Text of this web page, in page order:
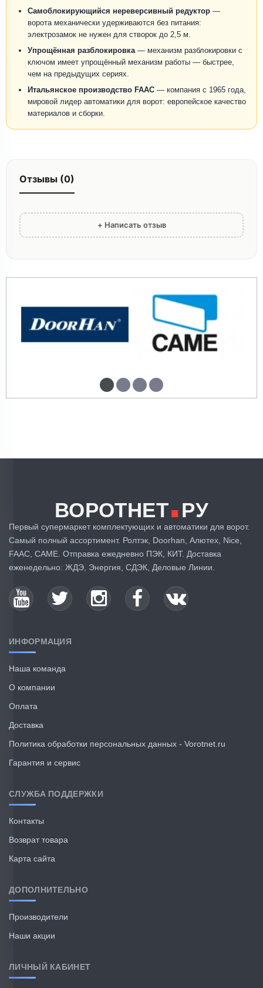
Самоблокирующийся нереверсивный редуктор —
ворота механически удерживаются без питания:
электрозамок не нужен для створок до 2,5 м.
Упрощённая разблокировка — механизм разблокировки с
ключом имеет упрощённый механизм работы — быстрее,
чем на предыдущих сериях.
Итальянское производство FAAC — компания с 1965 года,
мировой лидер автоматики для ворот: европейское качество
материалов и сборки.
Отзывы (0)
+ Написать отзыв
ВОРОТНЕТ.РУ
Первый супермаркет комплектующих и автоматики для ворот.
Самый полный ассортимент. Ролтэк, Doorhan, Алютех, Nice,
FAAC, CAME. Отправка ежедневно ПЭК, КИТ. Доставка
еженедельно: ЖДЭ, Энергия, СДЭК, Деловые Линии.
ИНФОРМАЦИЯ
Наша команда
О компании
Оплата
Доставка
Политика обработки персональных данных - Vorotnet.ru
Гарантия и сервис
СЛУЖБА ПОДДЕРЖКИ
Контакты
Возврат товара
Карта сайта
ДОПОЛНИТЕЛЬНО
Производители
Наши акции
ЛИЧНЫЙ КАБИНЕТ